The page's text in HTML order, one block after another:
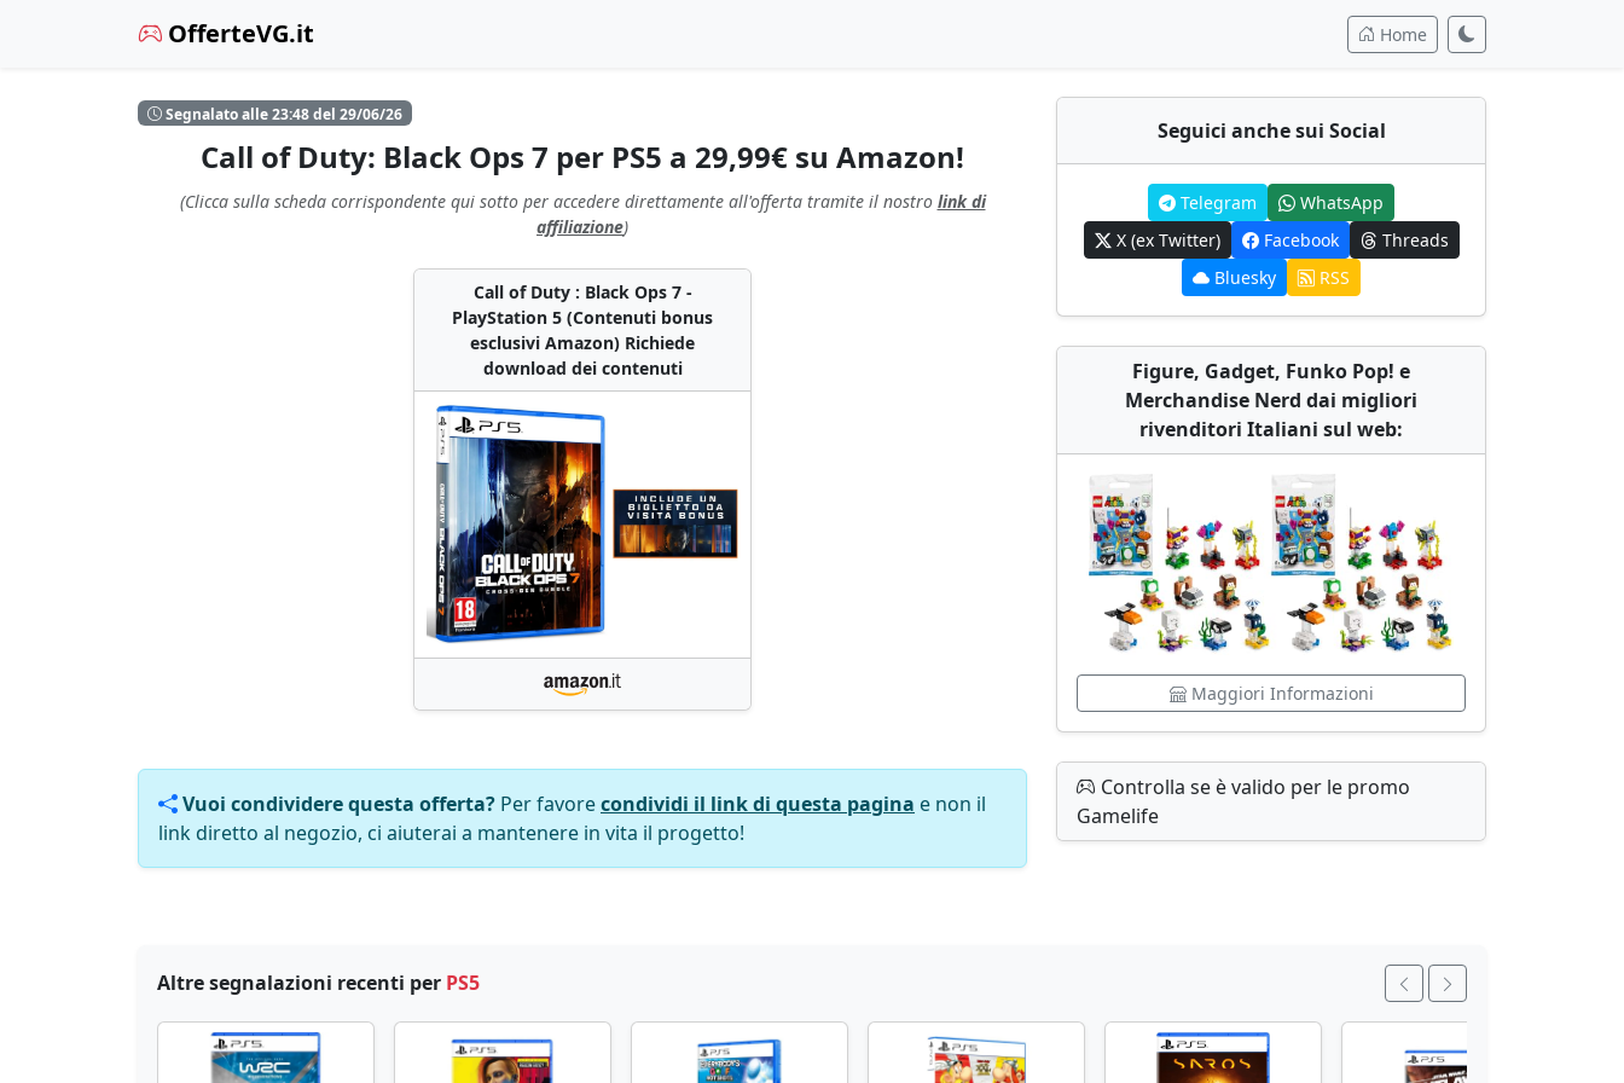
OfferteVG.it Home
Segnalato alle 23:48 del 29/06/26
Call of Duty: Black Ops 7 per PS5 a 29,99€ su Amazon!
(Clicca sulla scheda corrispondente qui sotto per accedere direttamente all'offerta tramite il nostro link di
affiliazione)
Call of Duty : Black Ops 7 -
PlayStation 5 (Contenuti bonus
esclusivi Amazon) Richiede
download dei contenuti
Vuoi condividere questa offerta? Per favorecondividi il link di questa pagina e non il
link diretto al negozio, ci aiuterai a mantenere in vita il progetto!
Seguici anche sui Social
Telegram
WhatsApp
X (ex Twitter)
Facebook
Threads
Bluesky
RSS
Figure, Gadget, Funko Pop! e
Merchandise Nerd dai migliori
rivenditori Italiani sul web:
Maggiori Informazioni
Controlla se è valido per le promo
Gamelife
Altre segnalazioni recenti per PS5